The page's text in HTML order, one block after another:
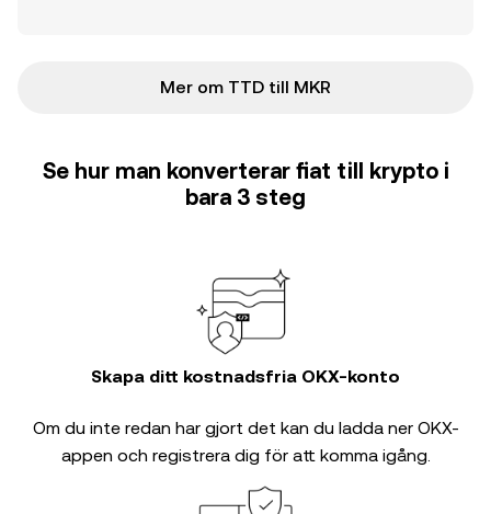
Mer om TTD till MKR
Se hur man konverterar fiat till krypto i
bara 3 steg
Skapa ditt kostnadsfria OKX-konto
Om du inte redan har gjort det kan du ladda ner OKX-
appen och registrera dig för att komma igång.